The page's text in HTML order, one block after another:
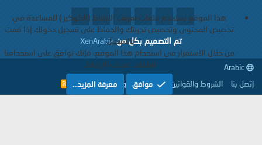
تم التصميم بكلمنXenArabia
إتصل بنا
الشروط والقوانين سياسة الخصوصية مساعدة
R
هذا الموقع يستخدم ملفات تعريف الارتباط (الكوكيز ) للمساعدة في
تخصيص المحتوى وتخصيص تجربتك والحفاظ على تسجيل دخولك إذا قمت
بالتسجيل.
من خلال الاستمرار في استخدام هذا الموقع، فإنك توافق على استخدامنا
لملفات تعريف الارتباط.
موافق معرفة المزيد…